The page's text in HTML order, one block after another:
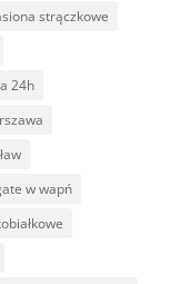
strączkowe
24h
w wapń